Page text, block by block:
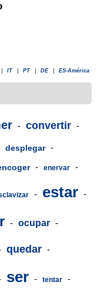
IT PT DE ES-América
- convertir -
desplegar -
- enervar -
- estar -
- ocupar -
quedar -
ser - tentar -